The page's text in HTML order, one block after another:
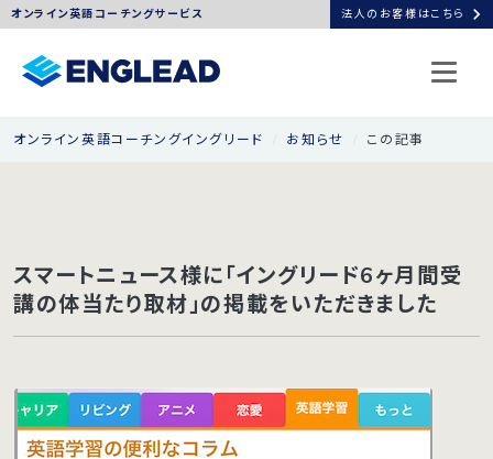
オンライン英語コーチングサービス 法人のお客様はこちら chevron_right
オンライン英語コーチングイングリード お知らせ この記事
スマートニュース様に「イングリード6ヶ月間受
講の体当たり取材」の掲載をいただきました